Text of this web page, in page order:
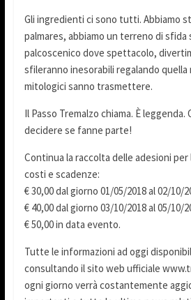
Gli ingredienti ci sono tutti. Abbiamo
palmares, abbiamo un terreno di sfida
palcoscenico dove spettacolo,
sfileranno inesorabili regalando quella
mitologici sanno trasmettere.
Il Passo Tremalzo chiama. È leggenda.
decidere se fanne parte!
Continua la raccolta delle adesioni per
costi e scadenze:
€ 30,00 dal giorno 01/05/2018 al 02/10/
€ 40,00 dal giorno 03/10/2018 al 05/10/
€ 50,00 in data evento.
Tutte le informazioni ad oggi
consultando il sito web ufficiale
ogni giorno verrà costantemente